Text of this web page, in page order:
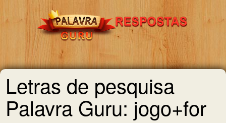
Letras de pesquisa
Palavra Guru: jogo+for